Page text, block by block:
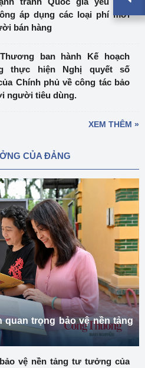
áp dụng các loại phí mới
bán hàng
ban hành Kế hoạch
thực hiện Nghị quyết số
Chính phủ về công tác bảo
người tiêu dùng.
XEM THÊM »
CỦA ĐẢNG
quan trọng bảo vệ nền tảng
vệ nền tảng tư tưởng của